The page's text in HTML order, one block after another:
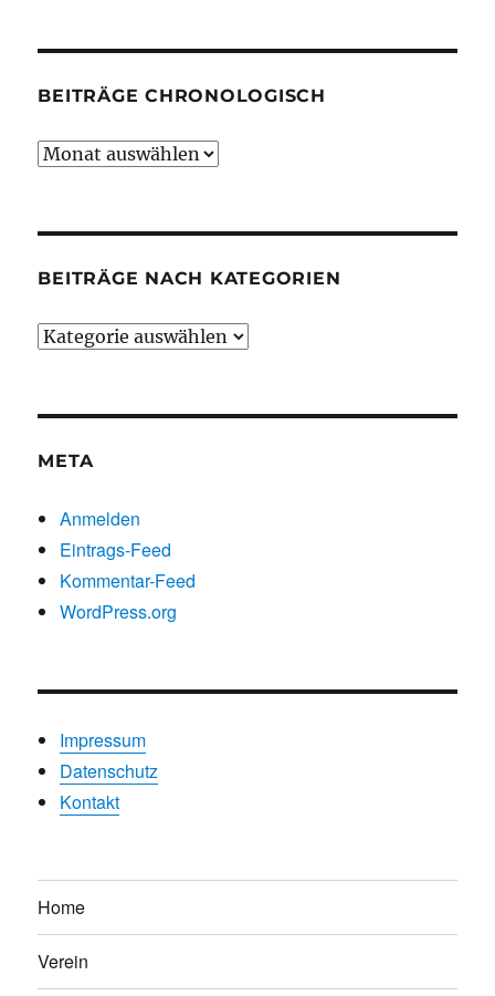
BEITRÄGE CHRONOLOGISCH
Beiträge
BEITRÄGE NACH KATEGORIEN
Beiträge
META
Anmelden
Eintrags-Feed
Kommentar-Feed
WordPress.org
Impressum
Datenschutz
Kontakt
Home
Verein